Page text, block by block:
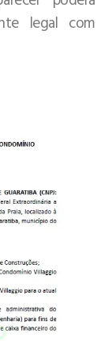
legal com